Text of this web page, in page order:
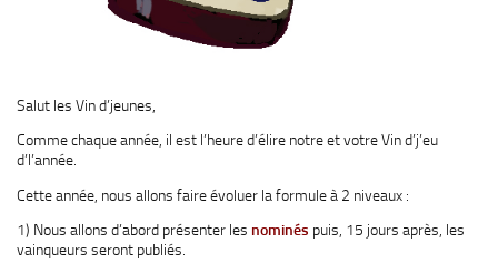
Salut les Vin d’jeunes,
Comme chaque année, il est l’heure d’élire notre et votre Vin d’j’eu
d’l’année.
Cette année, nous allons faire évoluer la formule à 2 niveaux :
1) Nous allons d’abord présenter les nominés puis, 15 jours après, les
vainqueurs seront publiés.